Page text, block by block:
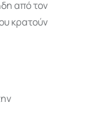
από τον
κρατούν